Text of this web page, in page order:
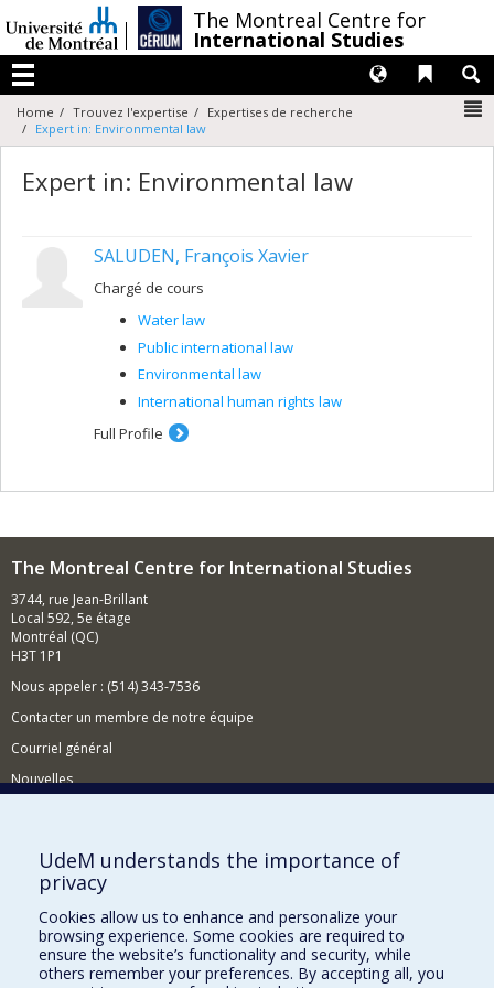
au
contenu
The Montreal Centre for
International Studies
Menu
Liens
Langues
Home Trouvez l'expertise
Expertises de recherche
Expert in: Environmental law
Expert in: Environmental law
SALUDEN, François Xavier
Chargé de cours
Water law
Public international law
Environmental law
International human rights law
Full Profile
The Montreal Centre for International Studies
3744, rue Jean-Brillant
Local 592, 5e étage
Montréal (QC)
H3T 1P1
Nous appeler : (514) 343-7536
Contacter un membre de notre équipe
Courriel général
Nouvelles
Comment soutenir le CÉRIUM?
BESOIN D'AIDE?
Plan du site
Signaler une erreur
Accessibilité
UdeM understands the importance of
privacy
Cookies allow us to enhance and personalize your
browsing experience. Some cookies are required to
ensure the website’s functionality and security, while
others remember your preferences. By accepting all, you